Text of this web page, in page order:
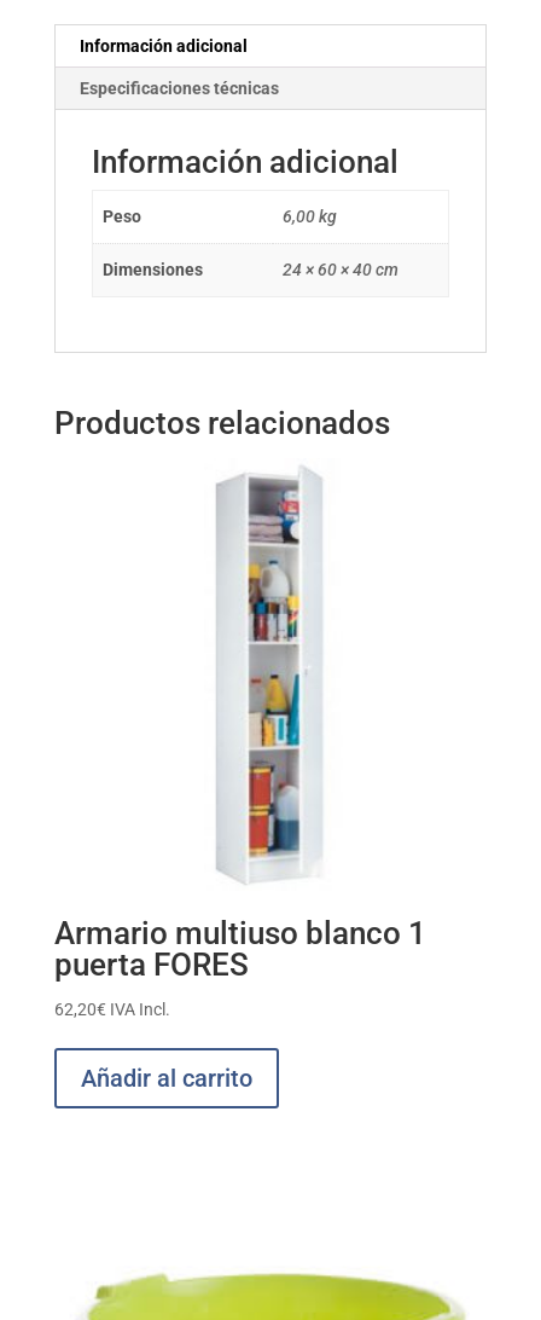
Información adicional
Especificaciones técnicas
Información adicional
Peso 6,00 kg
Dimensiones 24 × 60 × 40 cm
Productos relacionados
Armario multiuso blanco 1
puerta FORES
62,20€ IVA Incl.
Añadir al carrito